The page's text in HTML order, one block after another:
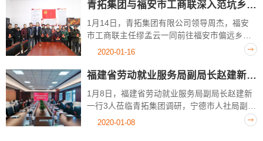
工，设立隔离观察区由专人值守，做好疫情防青拓集团与福安市工商联深入范坑乡慰问老党员与特困户
1月14日，青拓集团有限公司领导周杰，福安
市工商联主任缪孟云一同前往福安市偏远乡村
——范坑乡毛家坪村、咸阳村，慰问了20户老
受到当地党委政府、村干部及群众的一片...
2020-01-16
福建省劳动就业服务局副局长赵建新一行莅临青拓集团调研
1月8日，福建省劳动就业服务局副局长赵建新
一行3人莅临青拓集团调研，宁德市人社局副局
长林琼福、福安市人社局副局长陆仑等领导陪
2020-01-08